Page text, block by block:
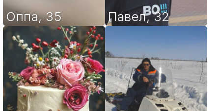
Оппа,35 Павел,32